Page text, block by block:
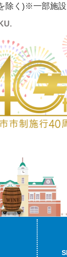
除く)※一部施設
ワイ